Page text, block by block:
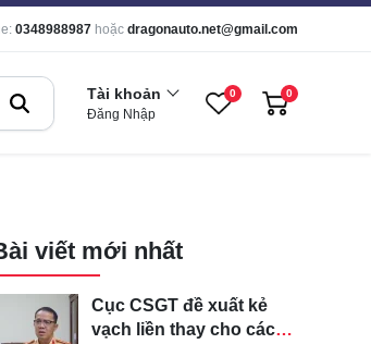
0348988987 hoặc dragonauto.net@gmail.com
Tài khoản
Đăng Nhập
0 0
viết mới nhất
Cục CSGT đề xuất kẻ
vạch liền thay cho các